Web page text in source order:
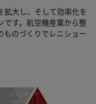
拡大し、そして効率化を
です。航空機産業から整
ものづくりでレニショー